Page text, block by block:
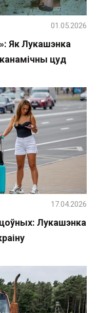
Як Лукашэнка
цуд
01.05.2026
Лукашэнка
17.04.2026